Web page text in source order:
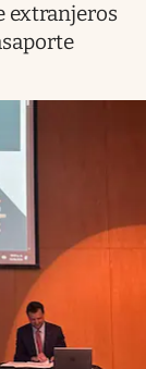
extranjeros